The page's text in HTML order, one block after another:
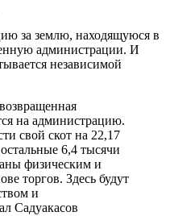
за землю, находящуюся в
администрации. И
независимой
на администрацию.
свой скот на 22,17
6,4 тысячи
физическим и
торгов. Здесь будут
и
Садуакасов